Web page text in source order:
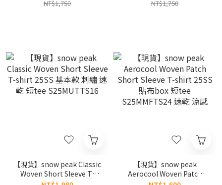
像 短tee S25MMFTS06 速乾
NT$1,750
克杯圖像 短tee
NT$1,750
【現貨】snow peak Classic
Woven Short Sleeve T-
shirt 25SS 基本款 刺繡 速乾
【現貨】snow peak
Aerocool Woven Patch
Short Sleeve T-shirt 25SS